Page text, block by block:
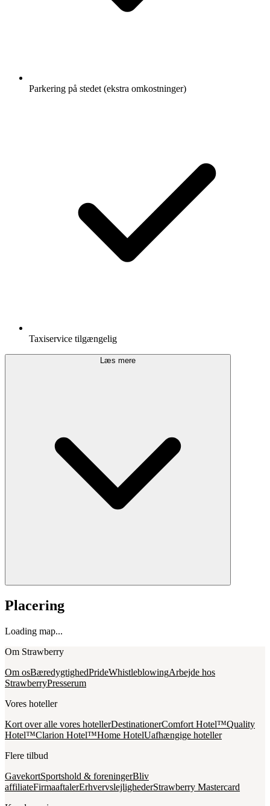
Parkering på stedet (ekstra omkostninger)
Taxiservice tilgængelig
Læs mere
Placering
Loading map...
Om Strawberry
Om osBæredygtighedPrideWhistleblowingArbejde hos
StrawberryPresserum
Vores hoteller
Kort over alle vores hotellerDestinationerComfort Hotel™Quality
Hotel™Clarion Hotel™Home HotelUafhængige hoteller
Flere tilbud
GavekortSportshold & foreningerBliv
affiliateFirmaaftalerErhvervslejlighederStrawberry Mastercard